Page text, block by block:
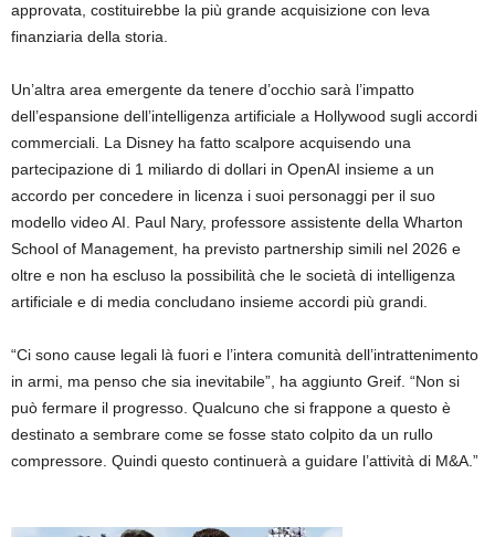
approvata, costituirebbe la più grande acquisizione con leva
finanziaria della storia.
Un’altra area emergente da tenere d’occhio sarà l’impatto
dell’espansione dell’intelligenza artificiale a Hollywood sugli accordi
commerciali. La Disney ha fatto scalpore acquisendo una
partecipazione di 1 miliardo di dollari in OpenAI insieme a un
accordo per concedere in licenza i suoi personaggi per il suo
modello video AI. Paul Nary, professore assistente della Wharton
School of Management, ha previsto partnership simili nel 2026 e
oltre e non ha escluso la possibilità che le società di intelligenza
artificiale e di media concludano insieme accordi più grandi.
“Ci sono cause legali là fuori e l’intera comunità dell’intrattenimento
in armi, ma penso che sia inevitabile”, ha aggiunto Greif. “Non si
può fermare il progresso. Qualcuno che si frappone a questo è
destinato a sembrare come se fosse stato colpito da un rullo
compressore. Quindi questo continuerà a guidare l’attività di M&A.”